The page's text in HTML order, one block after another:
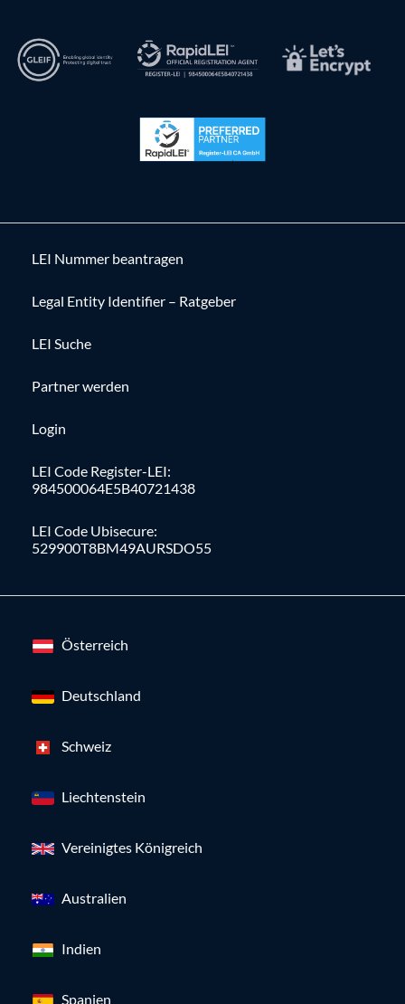
LEI Nummer beantragen
Legal Entity Identifier – Ratgeber
LEI Suche
Partner werden
Login
LEI Code Register-LEI:
984500064E5B40721438
LEI Code Ubisecure:
529900T8BM49AURSDO55
Österreich
Deutschland
Schweiz
Liechtenstein
Vereinigtes Königreich
Australien
Indien
Spanien